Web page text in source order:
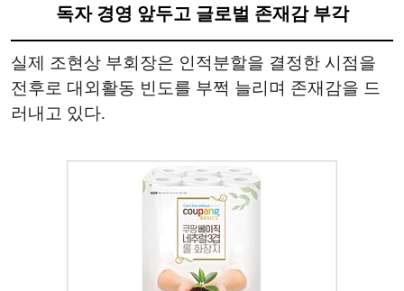
독자 경영 앞두고 글로벌 존재감 부각
실제 조현상 부회장은 인적분할을 결정한 시점을
전후로 대외활동 빈도를 부쩍 늘리며 존재감을 드
러내고 있다.